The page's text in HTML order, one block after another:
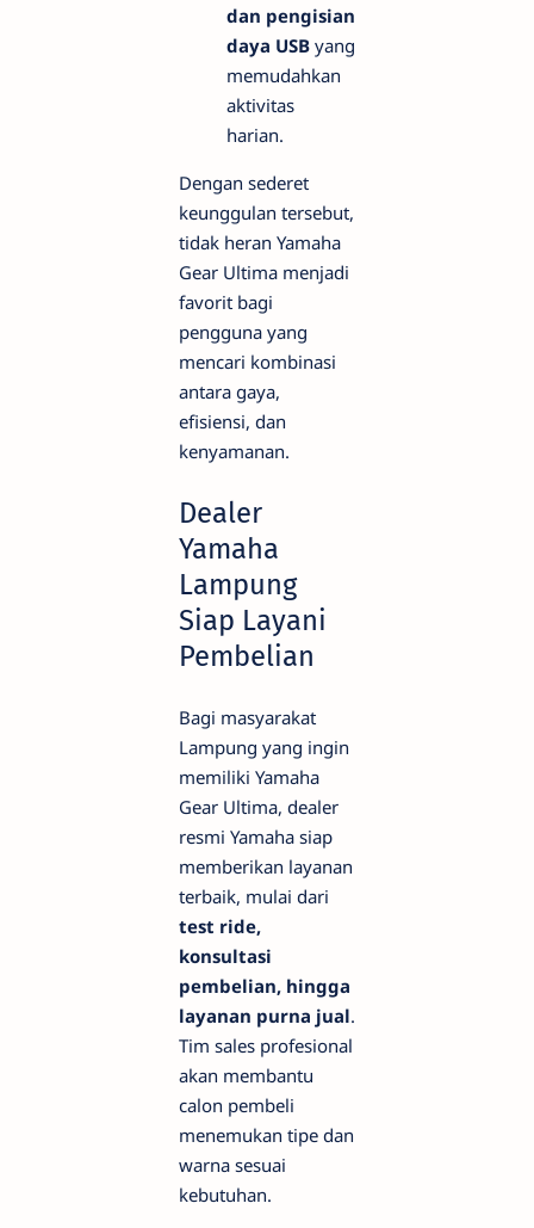
dan pengisian
daya USB yang
memudahkan
aktivitas
harian.
Dengan sederet
keunggulan tersebut,
tidak heran Yamaha
Gear Ultima menjadi
favorit bagi
pengguna yang
mencari kombinasi
antara gaya,
efisiensi, dan
kenyamanan.
Dealer
Yamaha
Lampung
Siap Layani
Pembelian
Bagi masyarakat
Lampung yang ingin
memiliki Yamaha
Gear Ultima, dealer
resmi Yamaha siap
memberikan layanan
terbaik, mulai dari
test ride,
konsultasi
pembelian, hingga
layanan purna jual.
Tim sales profesional
akan membantu
calon pembeli
menemukan tipe dan
warna sesuai
kebutuhan.